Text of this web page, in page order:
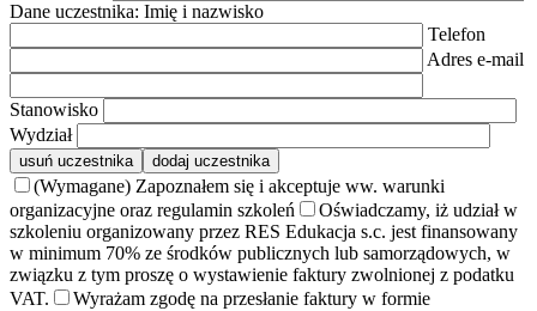
Dane uczestnika: Imię i nazwisko
Telefon
Adres e-mail
Stanowisko
Wydział
usuń uczestnika dodaj uczestnika
(Wymagane) Zapoznałem się i akceptuje ww. warunki
organizacyjne oraz regulamin szkoleń
Oświadczamy, iż udział w
szkoleniu organizowany przez RES Edukacja s.c. jest finansowany
w minimum 70% ze środków publicznych lub samorządowych, w
związku z tym proszę o wystawienie faktury zwolnionej z podatku
VAT.
Wyrażam zgodę na przesłanie faktury w formie